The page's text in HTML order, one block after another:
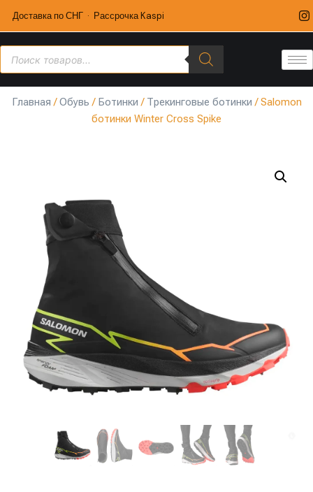
Доставка по СНГ · Рассрочка Kaspi
Главная /Обувь / Ботинки / Трекинговые ботинки / Salomon
ботинки Winter Cross Spike